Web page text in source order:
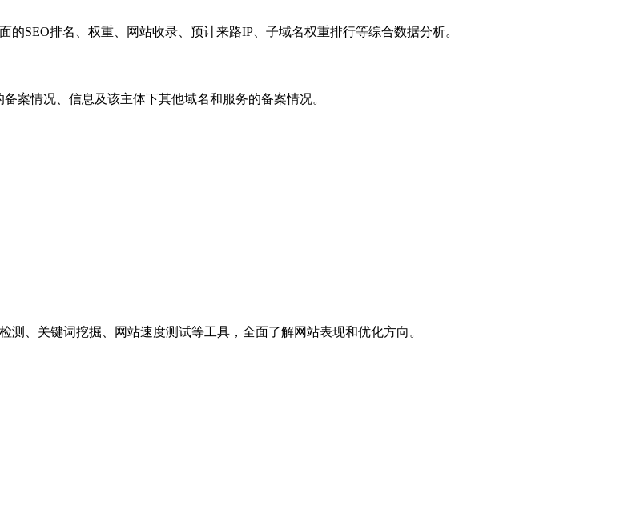
SEO排名、权重、网站收录、预计来路IP、子域名权重排行等综合数据分析。
案情况、信息及该主体下其他域名和服务的备案情况。
、关键词挖掘、网站速度测试等工具，全面了解网站表现和优化方向。